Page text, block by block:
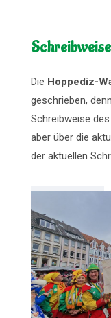
Die Hoppediz-
geschrieben,
Schreibweise
aber über die
der aktuellen